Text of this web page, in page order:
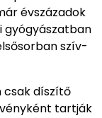
évszázadok
gyógyászatban
szív-
csak díszítő
tartják